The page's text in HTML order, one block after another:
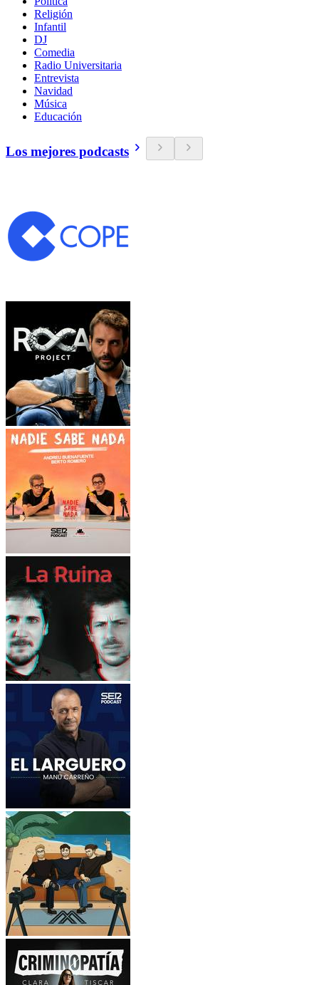
Religión
Infantil
DJ
Comedia
Radio Universitaria
Entrevista
Navidad
Música
Educación
Los mejores podcasts